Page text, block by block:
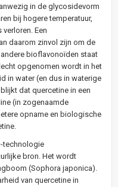
in de glycosidevorm
bij hogere temperatuur,
Een
daarom zinvol zijn om de
bioflavonoïden staat
opgenomen wordt in het
in water (en dus in waterige
dat quercetine in een
(in zogenaamde
opname en biologische
technologie
bron. Het wordt
(Sophora japonica).
van quercetine in